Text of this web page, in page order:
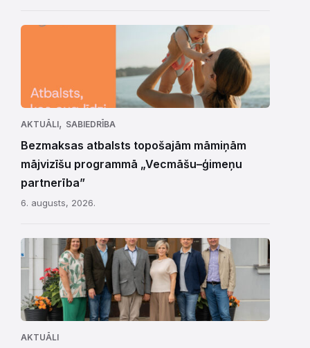
AKTUĀLI, SABIEDRĪBA
Bezmaksas atbalsts topošajām māmiņām
mājvizīšu programmā „Vecmāšu–ģimeņu
partnerība”
6. augusts, 2026.
AKTUĀLI